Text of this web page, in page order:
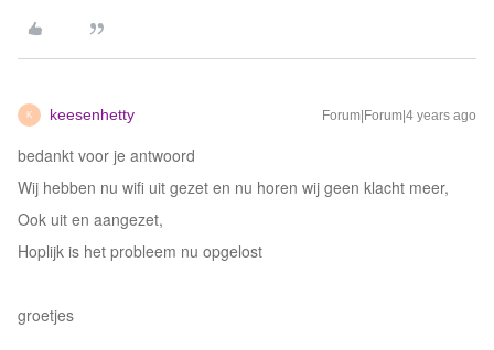
K keesenhetty Forum|Forum|4 years ago
bedankt voor je antwoord
Wij hebben nu wifi uit gezet en nu horen wij geen klacht meer,
Ook uit en aangezet,
Hoplijk is het probleem nu opgelost
groetjes